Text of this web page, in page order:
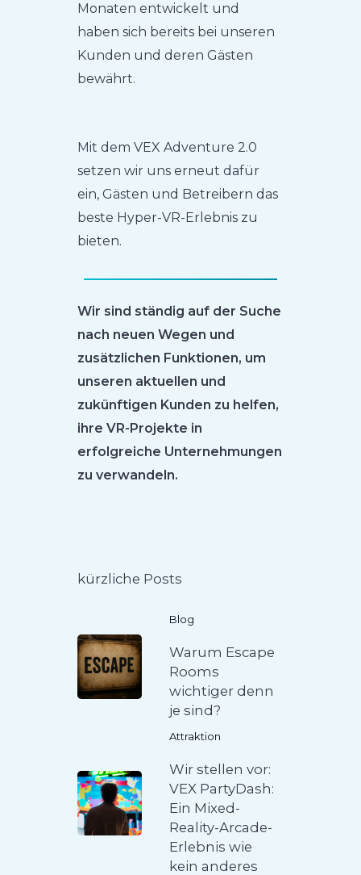
Monaten entwickelt und
haben sich bereits bei unseren
Kunden und deren Gästen
bewährt.
Mit dem VEX Adventure 2.0
setzen wir uns erneut dafür
ein, Gästen und Betreibern das
beste Hyper-VR-Erlebnis zu
bieten.
Wir sind ständig auf der Suche
nach neuen Wegen und
zusätzlichen Funktionen, um
unseren aktuellen und
zukünftigen Kunden zu helfen,
ihre VR-Projekte in
erfolgreiche Unternehmungen
zu verwandeln.
kürzliche Posts
Blog
Warum Escape
Rooms
wichtiger denn
je sind?
Attraktion
Wir stellen vor:
VEX PartyDash:
Ein Mixed-
Reality-Arcade-
Erlebnis wie
kein anderes